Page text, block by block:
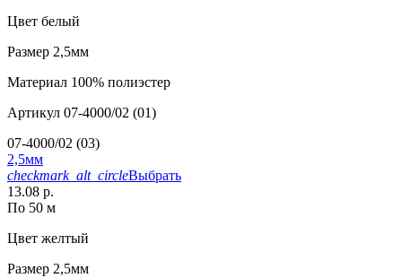
Цвет белый
Размер 2,5мм
Материал 100% полиэстер
Артикул 07-4000/02 (01)
07-4000/02 (03)
2,5мм
checkmark_alt_circleВыбрать
13.08 р.
По 50 м
Цвет желтый
Размер 2,5мм